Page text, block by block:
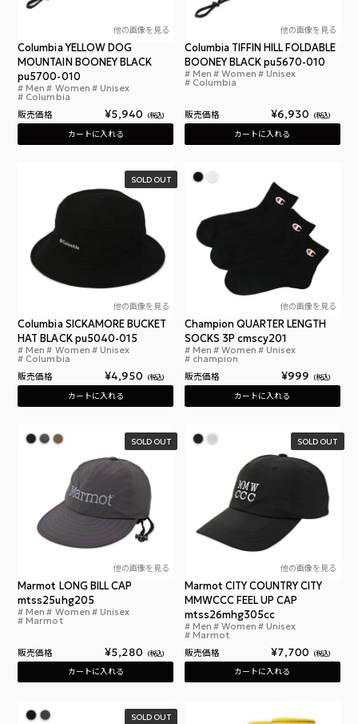
他の画像を見る
Columbia YELLOW DOG
MOUNTAIN BOONEY BLACK
pu5700-010
Men Women Unisex
Columbia
販売価格 ¥5,940 税込
カートに入れる
他の画像を見る
Columbia TIFFIN HILL FOLDABLE
BOONEY BLACK pu5670-010
Men Women Unisex
Columbia
販売価格 ¥6,930 税込
カートに入れる
他の画像を見る
コロンビア コブ クレスト バケット ハット
Columbia SICKAMORE BUCKET
HAT BLACK pu5040-015
Men Women Unisex
Columbia
販売価格 ¥4,950 税込
SOLD OUT
カートに入れる
他の画像を見る
Champion QUARTER LENGTH
SOCKS 3P cmscy201
Men Women Unisex
champion
販売価格 ¥999 税込
カートに入れる
他の画像を見る
マーモット ロングビル キャップ
Marmot LONG BILL CAP
mtss25uhg205
Men Women Unisex
Marmot
販売価格 ¥5,280 税込
SOLD OUT
カートに入れる
他の画像を見る
Marmot CITY COUNTRY CITY
MMWCCC FEEL UP CAP
mtss26mhg305cc
Men Women Unisex
Marmot
販売価格 ¥7,700 税込
SOLD OUT
カートに入れる
SOLD OUT